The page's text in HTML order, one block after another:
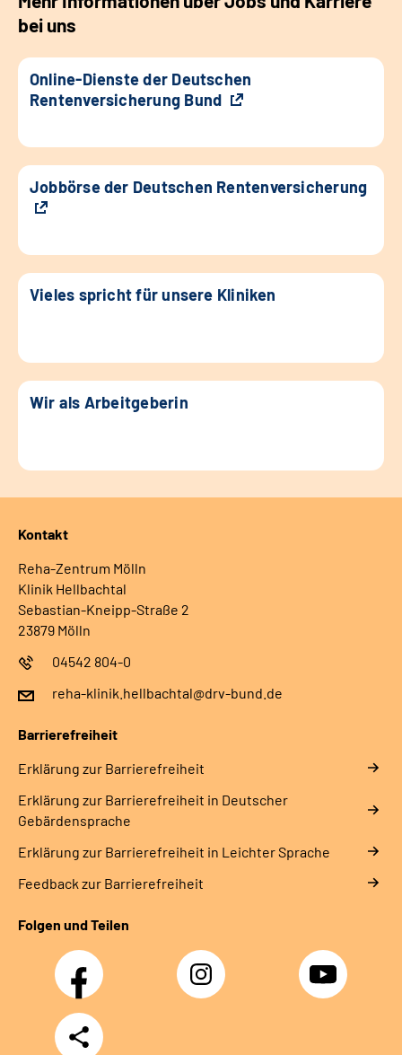
bei uns
Online-Dienste der Deutschen
Rentenversicherung Bund
Jobbörse der Deutschen Rentenversicherung
Vieles spricht für unsere Kliniken
Wir als Arbeitgeberin
Kontakt
Reha-Zentrum Mölln
Klinik Hellbachtal
Sebastian-Kneipp-Straße 2
23879 Mölln
04542 804-0
reha-klinik.hellbachtal@drv-bund.de
Barrierefreiheit
Erklärung zur Barrierefreiheit
Erklärung zur Barrierefreiheit in Deutscher
Gebärdensprache
Erklärung zur Barrierefreiheit in Leichter Sprache
Feedback zur Barrierefreiheit
Folgen und Teilen
Facebook Instagram YouTube
Teilen